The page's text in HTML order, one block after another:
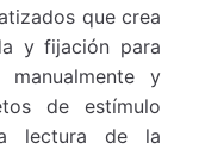
que crea
y fijación para
y
de estímulo
lectura de la